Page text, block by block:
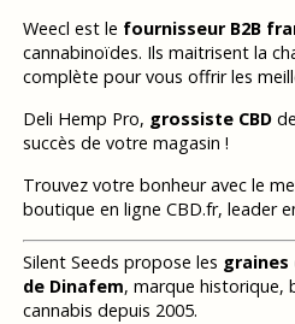
Weecl est le fournisseur B2B
cannabinoïdes. Ils maitrisent la
complète pour vous offrir les
Deli Hemp Pro, grossiste CBD
succès de votre magasin !
Trouvez votre bonheur avec le
boutique en ligne CBD.fr, leader
Silent Seeds propose les graines
de Dinafem, marque historique,
cannabis depuis 2005.